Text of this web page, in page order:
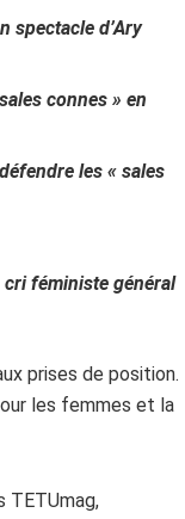
spectacle d’Ary
connes » en
les « sales
féministe général
prises de position.
les femmes et la
TETUmag,